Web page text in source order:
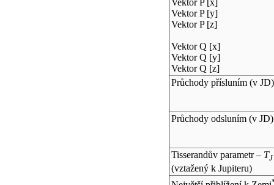
Vektor P [y]
Vektor P [z]
Vektor Q [x]
Vektor Q [y]
Vektor Q [z]
Průchody přísluním (v JD)
Průchody odsluním (v JD)
Tisserandův parametr – TJ
(vztažený k Jupiteru)